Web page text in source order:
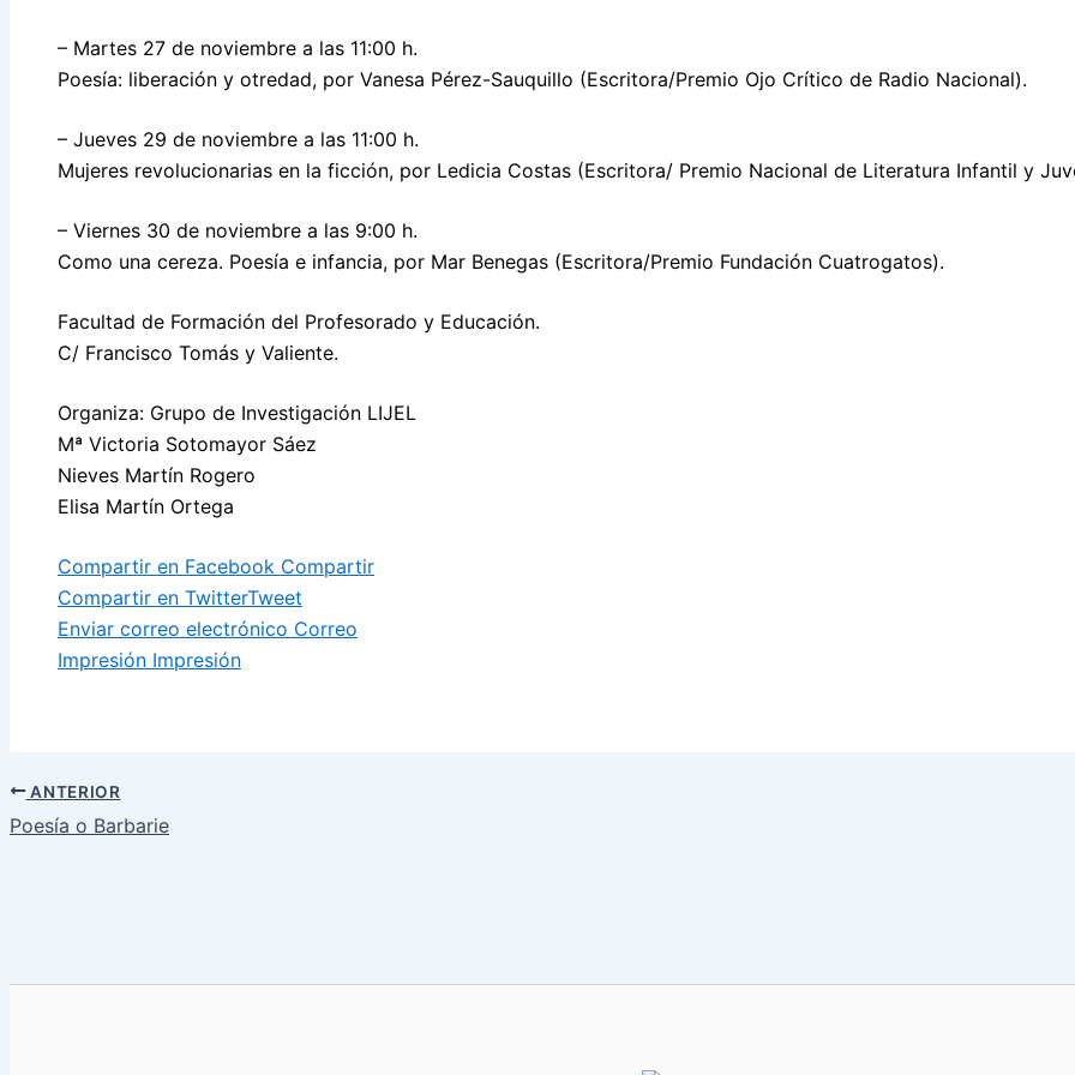
– Martes 27 de noviembre a las 11:00 h.
Poesía: liberación y otredad, por Vanesa Pérez-Sauquillo (Escritora/Premio Ojo Crítico de Radio Nacional).
– Jueves 29 de noviembre a las 11:00 h.
Mujeres revolucionarias en la ficción, por Ledicia Costas (Escritora/ Premio Nacional de Literatura Infantil y
– Viernes 30 de noviembre a las 9:00 h.
Como una cereza. Poesía e infancia, por Mar Benegas (Escritora/Premio Fundación Cuatrogatos).
Facultad de Formación del Profesorado y Educación.
C/ Francisco Tomás y Valiente.
Organiza: Grupo de Investigación LIJEL
Mª Victoria Sotomayor Sáez
Nieves Martín Rogero
Elisa Martín Ortega
Compartir en Facebook Compartir
Compartir en TwitterTweet
Enviar correo electrónico Correo
Impresión Impresión
ANTERIOR
Poesía o Barbarie